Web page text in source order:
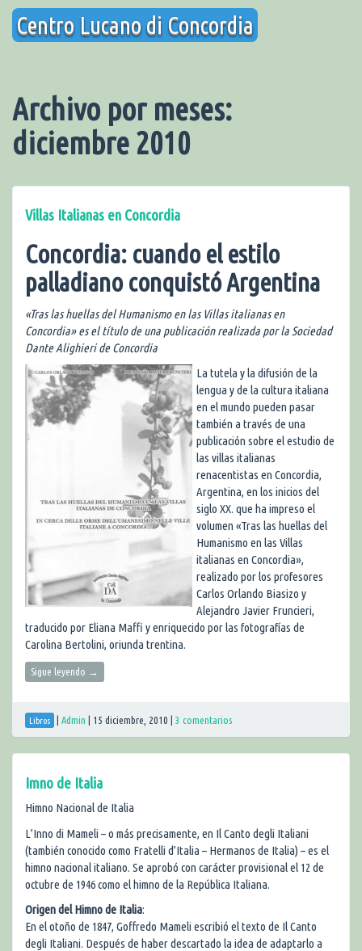
Saltar
contenido
Centro Lucano di Concordia
Archivo por meses:
diciembre 2010
Villas Italianas en Concordia
Concordia: cuando el estilo
palladiano conquistó Argentina
«Tras las huellas del Humanismo en las Villas italianas en
Concordia» es el título de una publicación realizada por la Sociedad
Dante Alighieri de Concordia
La tutela y la difusión de la
lengua y de la cultura italiana
en el mundo pueden pasar
también a través de una
publicación sobre el estudio de
las villas italianas
renacentistas en Concordia,
Argentina, en los inicios del
siglo XX. que ha impreso el
volumen «Tras las huellas del
Humanismo en las Villas
italianas en Concordia»,
realizado por los profesores
Carlos Orlando Biasizo y
Alejandro Javier Fruncieri,
traducido por Eliana Maffi y enriquecido por las fotografías de
Carolina Bertolini, oriunda trentina.
Sigue leyendo →
Libros Admin 15 diciembre, 2010 3 comentarios
Imno de Italia
Himno Nacional de Italia
L’Inno di Mameli – o más precisamente, en Il Canto degli Italiani
(también conocido como Fratelli d’Italia – Hermanos de Italia) – es el
himno nacional italiano. Se aprobó con carácter provisional el 12 de
octubre de 1946 como el himno de la República Italiana.
Origen del Himno de Italia:
En el otoño de 1847, Goffredo Mameli escribió el texto de Il Canto
degli Italiani. Después de haber descartado la idea de adaptarlo a